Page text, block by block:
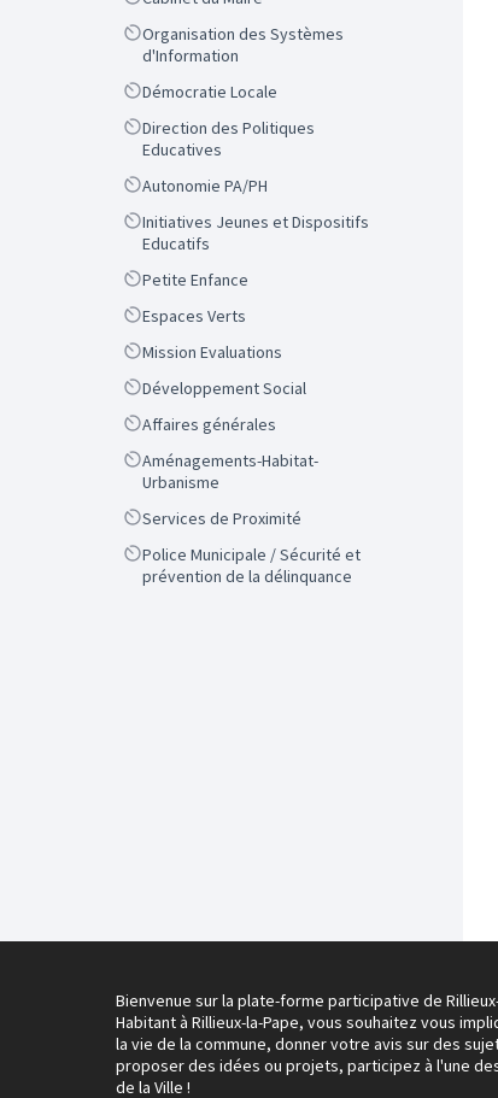
Scope
Organisation des Systèmes
d'Information
ScopeDémocratie Locale
Scope
Direction des Politiques
Educatives
ScopeAutonomie PA/PH
Scope
Initiatives Jeunes et Dispositifs
Educatifs
ScopePetite Enfance
ScopeEspaces Verts
ScopeMission Evaluations
ScopeDéveloppement Social
ScopeAffaires générales
Scope
Aménagements-Habitat-
Urbanisme
ScopeServices de Proximité
Scope
Police Municipale / Sécurité et
prévention de la délinquance
Bienvenue sur la plate-forme participative de
Habitant à Rillieux-la-Pape, vous souhaitez vous
la vie de la commune, donner votre avis sur des
proposer des idées ou projets, participez à l'une
de la Ville !